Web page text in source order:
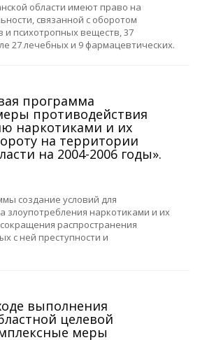
области имеют право на
связанной с оборотом
и психотропных веществ, 37
27 лечебных и 9 фармацевтических.
программа
противодействия
наркотиками и их
на территории
на 2004-2006 годы».
создание условий для
злоупотребления наркотиками и их
распространения
с ней преступности и
выполнения
целевой
меры